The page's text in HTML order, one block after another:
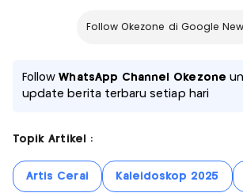
Follow Okezone di Google
FollowWhatsApp Channel Okezone
update berita terbaru setiap hari
Topik Artikel :
Artis Cerai Kaleidoskop 2025